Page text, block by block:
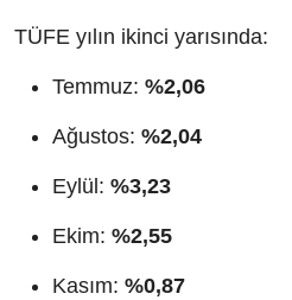
TÜFE yılın ikinci yarısında:
Temmuz: %2,06
Ağustos: %2,04
Eylül: %3,23
Ekim: %2,55
Kasım: %0,87